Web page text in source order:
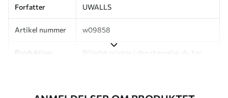
Forfatter UWALLS
Artikel nummer w09858
Produktion
Billedet printes i den størrelse, du har